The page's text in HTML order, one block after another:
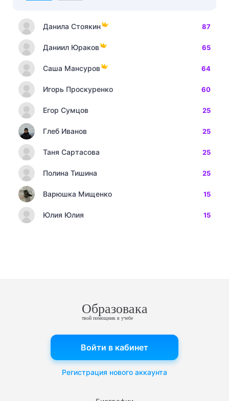
Данила Стоякин 87
Даниил Юраков 65
Саша Мансуров 64
Игорь Проскуренко 60
Егор Сумцов 25
Глеб Иванов 25
Таня Сартасова 25
Полина Тишина 25
Варюшка Мищенко 15
Юлия Юлия 15
Образовака
твой помощник в учебе
Войти в кабинет
Регистрация нового аккаунта